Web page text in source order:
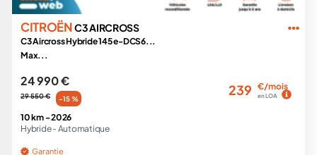
CITROËNC3 AIRCROSS
C3 Aircross Hybride 145 e-DCS6...
Max...
24 990 €
29 550 € -15 %
239 €/mois
en LOA
10 km -2026
Hybride - Automatique
Garantie